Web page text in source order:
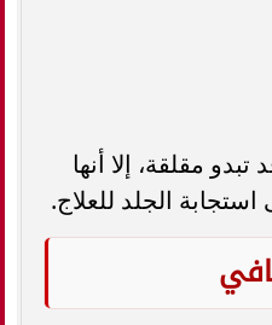
مقلقة، إلا أنها
الجلد للعلاج.